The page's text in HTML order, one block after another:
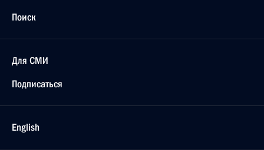
Поиск
Для СМИ
Подписаться
English